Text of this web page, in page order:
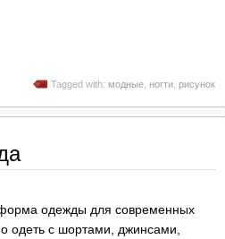
Tagged with: модные ногти рисунок
одежды для современных
одеть с шортами, джинсами,